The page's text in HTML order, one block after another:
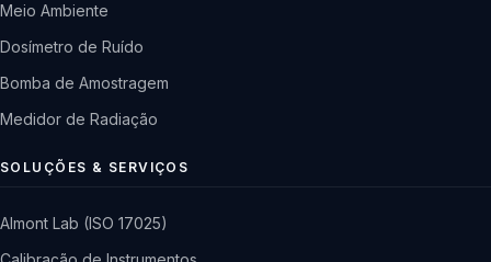
Meio Ambiente
Dosímetro de Ruído
Bomba de Amostragem
Medidor de Radiação
SOLUÇÕES & SERVIÇOS
Almont Lab (ISO 17025)